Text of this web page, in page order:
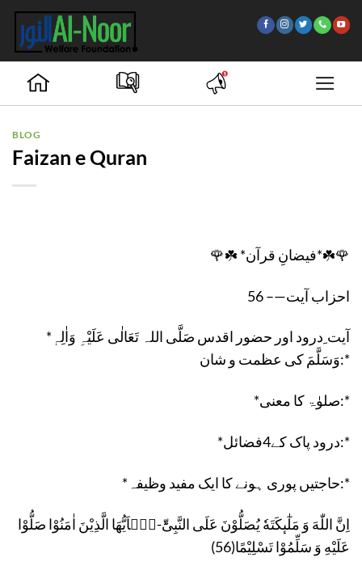
Skip
content
BLOG
Faizan e Quran
🌹☘️ *فیضانِ قرآن*☘️🌹
احزاب آیت—– 56
*آیت ِدرود اور حضور اقدس صَلَّی اللہ تَعَالٰی عَلَیْہِ وَاٰلِہٖ
وَسَلَّمَ کی عظمت و شان:*
*صلوٰۃ کا معنی:*
*درود پاک کے4فضائل:*
*حاجتیں پوری ہونے کا ایک مفید وظیفہ:*
اِنَّ اللّٰهَ وَ مَلٰٓىٕكَتَهٗ یُصَلُّوْنَ عَلَى النَّبِیِّؕ-یٰۤاَیُّهَا الَّذِیْنَ اٰمَنُوْا صَلُّوْا
عَلَیْهِ وَ سَلِّمُوْا تَسْلِیْمًا(56)